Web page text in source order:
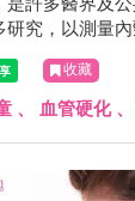
究，以測量
mediate
推測早期動腺
效的方法。
收藏
、 血管硬化、